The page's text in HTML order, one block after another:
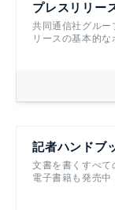
プレスリリー
共同通信社グルー
リースの基本的な
記者ハンドブ
文書を書くすべて
電子書籍も発売中